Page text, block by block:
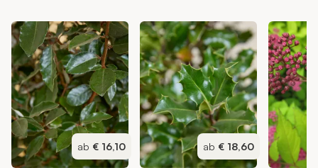
ab € 16,10 ab € 18,60